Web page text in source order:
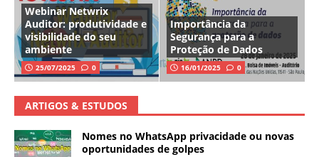
Webinar Netwrix
Auditor: produtividade e
visibilidade do seu
ambiente
25/07/2025 0
Importância da
Segurança para a
Proteção de Dados
16/01/2025 0
ARTIGOS & ESTUDOS
Nomes no WhatsApp privacidade ou novas
oportunidades de golpes